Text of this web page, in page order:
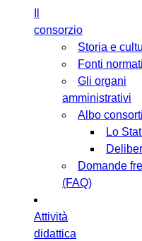
consorzio
Storia e
Fonti
Gli organi
amministrativi
Albo
Lo
Domande
(FAQ)
Attività
didattica